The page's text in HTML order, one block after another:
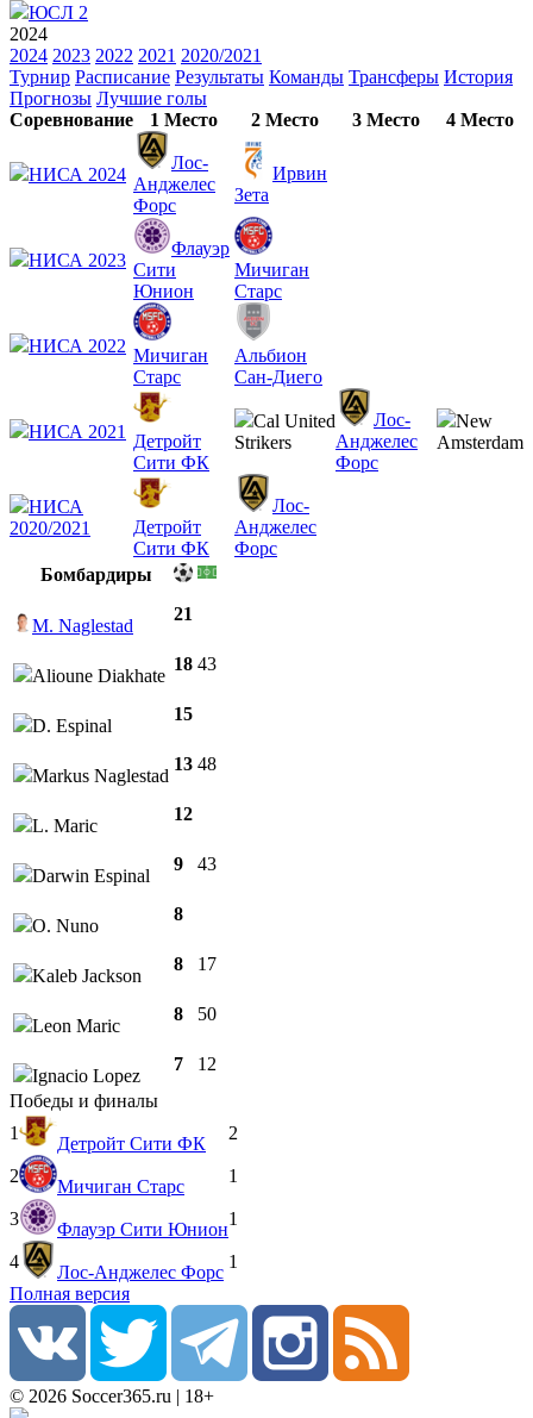
ЮСЛ 2
2024
2024 2023 2022 2021 2020/2021
Турнир Расписание Результаты Команды Трансферы История
Прогнозы Лучшие голы
Соревнование
1 Место 2 Место 3 Место 4 Место
НИСА 2024
Лос-
Анджелес
Форс
Ирвин
Зета
НИСА 2023
Флауэр
Сити
Юнион
Мичиган
Старс
НИСА 2022 Мичиган
Старс
Альбион
Сан-Диего
НИСА 2021 Детройт
Сити ФК
Cal United
Strikers
Лос-
Анджелес
Форс
New
Amsterdam
НИСА
2020/2021
Детройт
Сити ФК
Лос-
Анджелес
Форс
Бомбардиры
M. Naglestad
21
Alioune Diakhate
18 43
D. Espinal
15
Markus Naglestad
13 48
L. Maric
12
Darwin Espinal
9 43
O. Nuno
8
Kaleb Jackson
8 17
Leon Maric
8 50
Ignacio Lopez
7
12
Победы и финалы
1
Детройт Сити ФК
2
2
Мичиган Старс
1
3
Флауэр Сити Юнион
1
4
Лос-Анджелес Форс
1
Полная версия
© 2026 Soccer365.ru | 18+